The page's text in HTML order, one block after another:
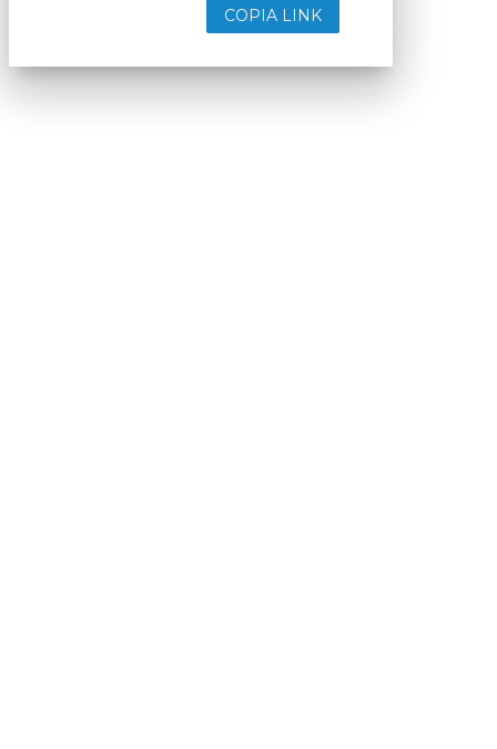
COPIA LINK